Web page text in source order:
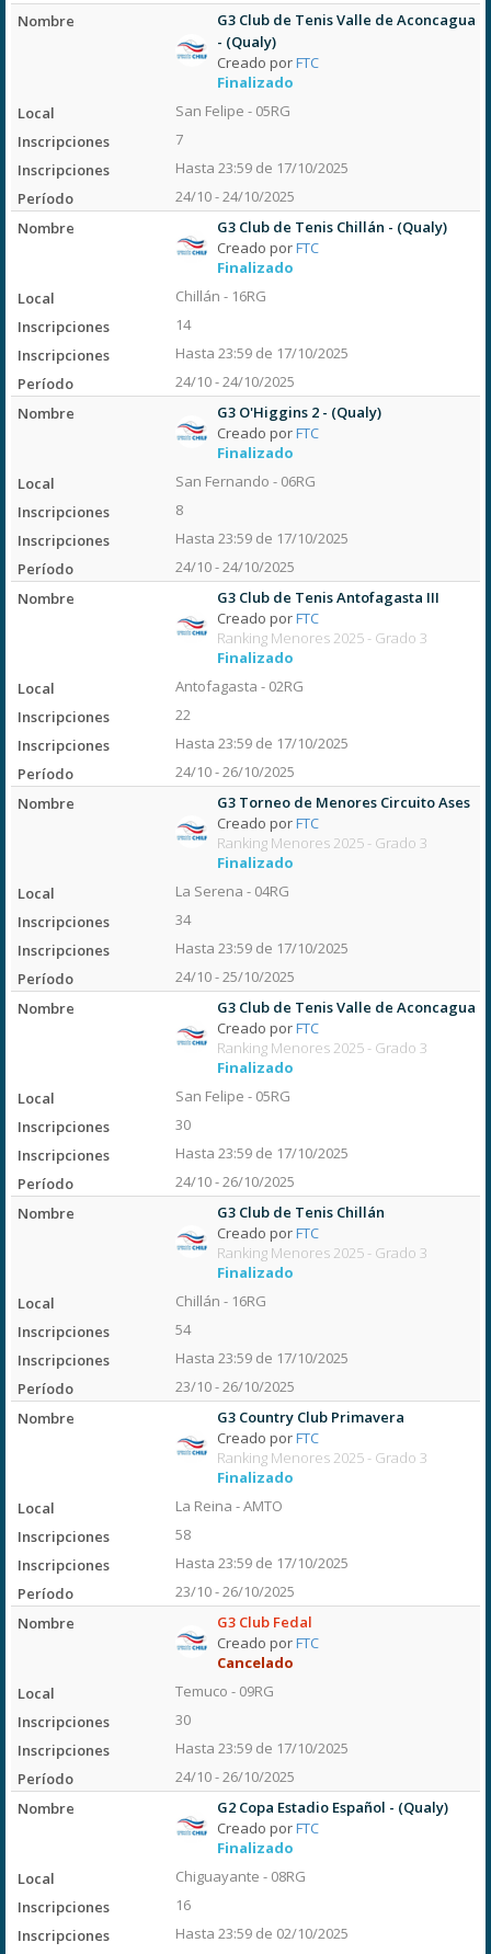
G3 Club de Tenis Valle de Aconcagua
- (Qualy)
Creado porFTC
Finalizado
San Felipe - 05RG
7
Hasta 23:59 de 17/10/2025
24/10 - 24/10/2025
G3 Club de Tenis Chillán - (Qualy)
Creado porFTC
Finalizado
Chillán - 16RG
14
Hasta 23:59 de 17/10/2025
24/10 - 24/10/2025
G3 O'Higgins 2 - (Qualy)
Creado porFTC
Finalizado
San Fernando - 06RG
8
Hasta 23:59 de 17/10/2025
24/10 - 24/10/2025
G3 Club de Tenis Antofagasta III
Creado porFTC
Ranking Menores 2025 - Grado 3
Finalizado
Antofagasta - 02RG
22
Hasta 23:59 de 17/10/2025
24/10 - 26/10/2025
G3 Torneo de Menores Circuito Ases
Creado porFTC
Ranking Menores 2025 - Grado 3
Finalizado
La Serena - 04RG
34
Hasta 23:59 de 17/10/2025
24/10 - 25/10/2025
G3 Club de Tenis Valle de Aconcagua
Creado porFTC
Ranking Menores 2025 - Grado 3
Finalizado
San Felipe - 05RG
30
Hasta 23:59 de 17/10/2025
24/10 - 26/10/2025
G3 Club de Tenis Chillán
Creado porFTC
Ranking Menores 2025 - Grado 3
Finalizado
Chillán - 16RG
54
Hasta 23:59 de 17/10/2025
23/10 - 26/10/2025
G3 Country Club Primavera
Creado porFTC
Ranking Menores 2025 - Grado 3
Finalizado
La Reina - AMTO
58
Hasta 23:59 de 17/10/2025
23/10 - 26/10/2025
G3 Club Fedal
Creado porFTC
Cancelado
Temuco - 09RG
30
Hasta 23:59 de 17/10/2025
24/10 - 26/10/2025
G2 Copa Estadio Español - (Qualy)
Creado porFTC
Finalizado
Chiguayante - 08RG
16
Hasta 23:59 de 02/10/2025